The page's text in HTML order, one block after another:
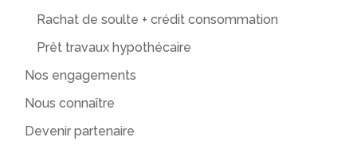
Rachat de soulte + crédit consommation
Prêt travaux hypothécaire
Nos engagements
Nous connaître
Devenir partenaire